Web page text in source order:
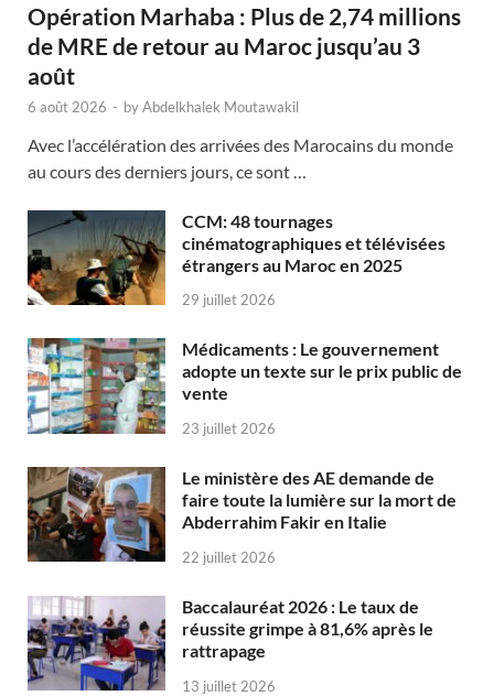
Opération Marhaba : Plus de 2,74 millions
de MRE de retour au Maroc jusqu’au 3
août
6 août 2026 - byAbdelkhalek Moutawakil
Avec l’accélération des arrivées des Marocains du monde
au cours des derniers jours, ce sont …
CCM: 48 tournages
cinématographiques et télévisées
étrangers au Maroc en 2025
29 juillet 2026
Médicaments : Le gouvernement
adopte un texte sur le prix public de
vente
23 juillet 2026
Le ministère des AE demande de
faire toute la lumière sur la mort de
Abderrahim Fakir en Italie
22 juillet 2026
Baccalauréat 2026 : Le taux de
réussite grimpe à 81,6% après le
rattrapage
13 juillet 2026